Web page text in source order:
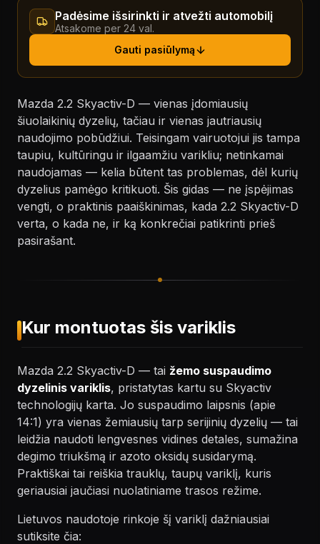
Padėsime išsirinkti ir atvežti automobilį
Atsakome per 24 val.
Gauti pasiūlymą
Mazda 2.2 Skyactiv-D — vienas įdomiausių
šiuolaikinių dyzelių, tačiau ir vienas jautriausių
naudojimo pobūdžiui. Teisingam vairuotojui jis tampa
taupiu, kultūringu ir ilgaamžiu varikliu; netinkamai
naudojamas — kelia būtent tas problemas, dėl kurių
dyzelius pamėgo kritikuoti. Šis gidas — ne įspėjimas
vengti, o praktinis paaiškinimas, kada 2.2 Skyactiv-D
verta, o kada ne, ir ką konkrečiai patikrinti prieš
pasirašant.
Kur montuotas šis variklis
Mazda 2.2 Skyactiv-D — tai žemo suspaudimo
dyzelinis variklis, pristatytas kartu su Skyactiv
technologijų karta. Jo suspaudimo laipsnis (apie
14:1) yra vienas žemiausių tarp serijinių dyzelių — tai
leidžia naudoti lengvesnes vidines detales, sumažina
degimo triukšmą ir azoto oksidų susidarymą.
Praktiškai tai reiškia trauklų, taupų variklį, kuris
geriausiai jaučiasi nuolatiniame trasos režime.
Lietuvos naudotoje rinkoje šį variklį dažniausiai
sutiksite čia: